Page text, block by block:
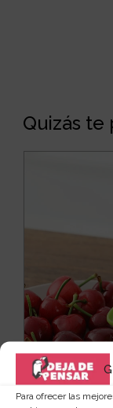
Para ofrecer las
Quizás te